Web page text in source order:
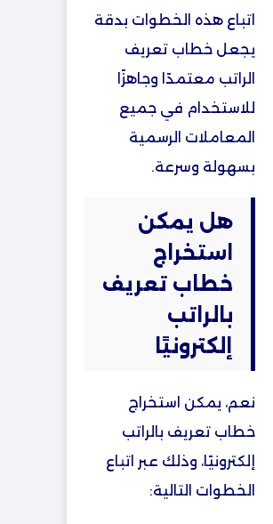
اتباع هذه الخطوات بدقة
يجعل خطاب تعريف
الراتب معتمدًا وجاهزًا
للاستخدام في جميع
المعاملات الرسمية
بسهولة وسرعة.
هل يمكن
استخراج
خطاب تعريف
بالراتب
إلكترونيًا
نعم، يمكن استخراج
خطاب تعريف بالراتب
إلكترونيًا، وذلك عبر اتباع
الخطوات التالية: